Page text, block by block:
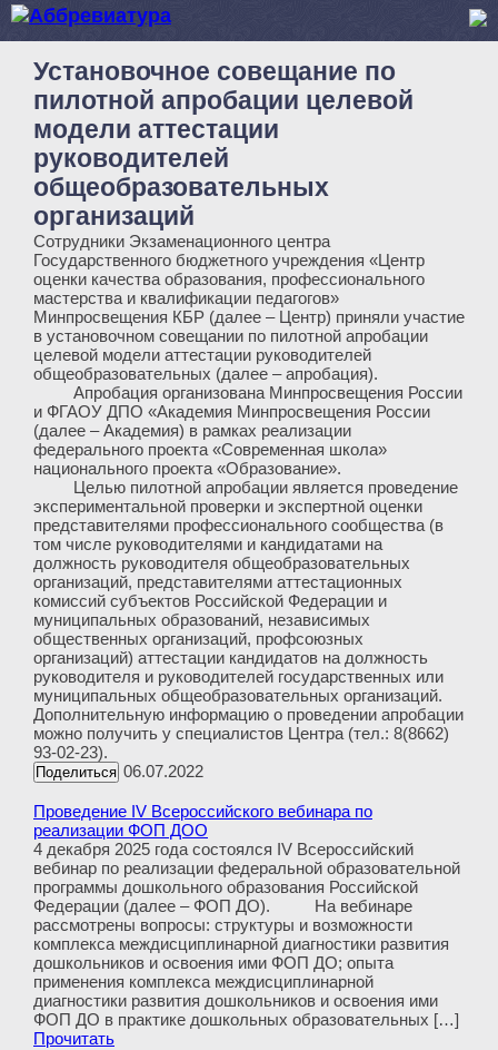
Установочное совещание по
пилотной апробации целевой
модели аттестации
руководителей
общеобразовательных
организаций
Сотрудники Экзаменационного центра
Государственного бюджетного учреждения «Центр
оценки качества образования, профессионального
мастерства и квалификации педагогов»
Минпросвещения КБР (далее – Центр) приняли участие
в установочном совещании по пилотной апробации
целевой модели аттестации руководителей
общеобразовательных (далее – апробация).
Апробация организована Минпросвещения России
и ФГАОУ ДПО «Академия Минпросвещения России
(далее – Академия) в рамках реализации
федерального проекта «Современная школа»
национального проекта «Образование».
Целью пилотной апробации является проведение
экспериментальной проверки и экспертной оценки
представителями профессионального сообщества (в
том числе руководителями и кандидатами на
должность руководителя общеобразовательных
организаций, представителями аттестационных
комиссий субъектов Российской Федерации и
муниципальных образований, независимых
общественных организаций, профсоюзных
организаций) аттестации кандидатов на должность
руководителя и руководителей государственных или
муниципальных общеобразовательных организаций.
Дополнительную информацию о проведении апробации
можно получить у специалистов Центра (тел.: 8(8662)
93-02-23).
Поделиться 06.07.2022
Проведение IV Всероссийского вебинара по
реализации ФОП ДОО
4 декабря 2025 года состоялся IV Всероссийский
вебинар по реализации федеральной образовательной
программы дошкольного образования Российской
Федерации (далее – ФОП ДО). На вебинаре
рассмотрены вопросы: структуры и возможности
комплекса междисциплинарной диагностики развития
дошкольников и освоения ими ФОП ДО; опыта
применения комплекса междисциплинарной
диагностики развития дошкольников и освоения ими
ФОП ДО в практике дошкольных образовательных […]
Прочитать